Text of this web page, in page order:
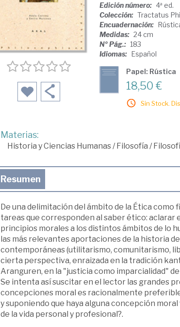
Edición número: 4ª ed.
Colección: Tractatus
Encuadernación:
Medidas: 24 cm
Nº Pág.: 183
Idiomas: Español
Papel: Rústica
18,50 €
Sin Stock.
Materias:
Historia y Ciencias Humanas/Filosofía /
Resumen
De una delimitación del ámbito de la Ética
tareas que corresponden al saber ético: aclarar
principios morales a los distintos ámbitos de lo
las más relevantes aportaciones de la historia
contemporáneas (utilitarismo, comunitarismo,
cierta perspectiva, enraizada en la tradición
Aranguren, en la "justicia como imparcialidad" de
Se intenta así suscitar en el lector las grandes
concepciones moral es racionalmente
y suponiendo que haya alguna concepción
de la vida personal y profesional?.